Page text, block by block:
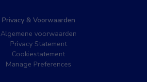
Privacy & Voorwaarden
Algemene voorwaarden
Privacy Statement
Cookiestatement
Manage Preferences